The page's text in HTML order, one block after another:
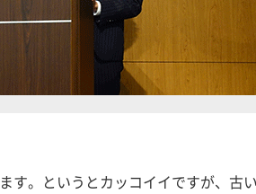
す。というとカッコイイですが、古